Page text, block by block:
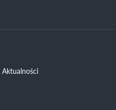
Aktualności